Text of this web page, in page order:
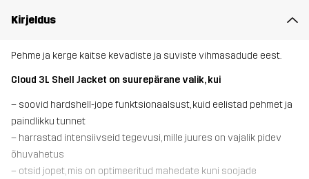
Kirjeldus
Pehme ja kerge kaitse kevadiste ja suviste vihmasadude eest.
Cloud 3L Shell Jacket on suurepärane valik, kui
– soovid hardshell-jope funktsionaalsust, kuid eelistad pehmet ja
paindlikku tunnet
– harrastad intensiivseid tegevusi, mille juures on vajalik pidev
õhuvahetus
– otsid jopet, mis on optimeeritud mahedate kuni soojade